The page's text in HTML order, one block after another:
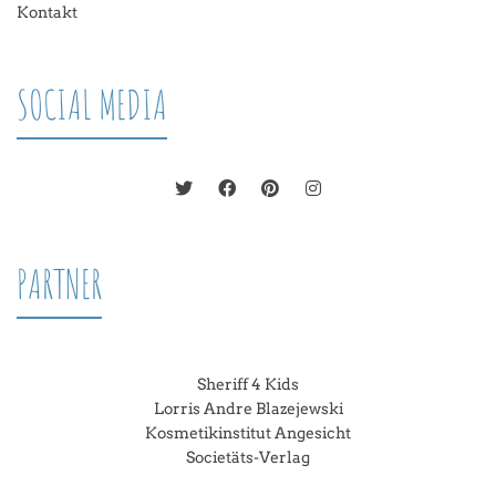
Kontakt
SOCIAL MEDIA
PARTNER
Sheriff 4 Kids
Lorris Andre Blazejewski
Kosmetikinstitut Angesicht
Societäts-Verlag